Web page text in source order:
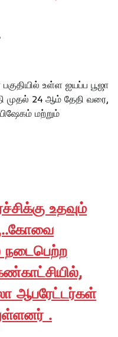
உள்ள ஐயப்ப பூஜா
முதல் 24 ஆம் தேதி வரை,
மற்றும்
உதவும்
நடைபெற்ற
ஆபரேட்டர்கள்
.